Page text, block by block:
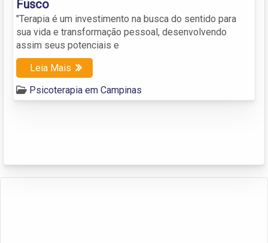
Fusco
"Terapia é um investimento na busca do sentido para
sua vida e transformação pessoal, desenvolvendo
assim seus potenciais e
Leia Mais
Psicoterapia em Campinas